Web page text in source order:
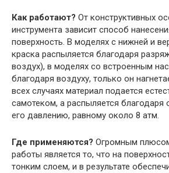
Как работают? От конструктивных
инструмента зависит способ
поверхность. В моделях с нижней и
краска распыляется благодаря
воздух), в моделях со встроенным
благодаря воздуху, только он
всех случаях материал подается
самотеком, а распыляется благодаря
его давлению, равному около 8 атм.
Где применяются? Огромным
работы является то, что на
тонким слоем, и в результате